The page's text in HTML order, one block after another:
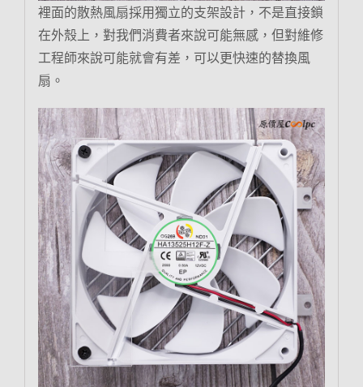
裡面的散熱風扇採用獨立的支架設計，不是直接鎖
在外殼上，對我們消費者來說可能無感，但對維修
工程師來說可能就會有差，可以更快速的替換風
扇。